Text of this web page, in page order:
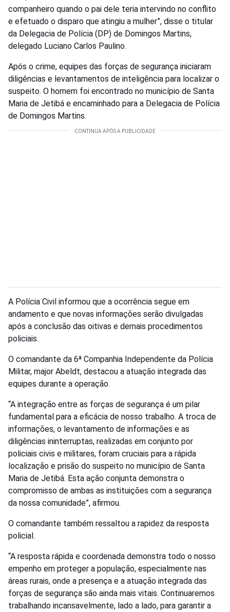
companheiro quando o pai dele teria intervindo no conflito
e efetuado o disparo que atingiu a mulher”, disse o titular
da Delegacia de Polícia (DP) de Domingos Martins,
delegado Luciano Carlos Paulino.
Após o crime, equipes das forças de segurança iniciaram
diligências e levantamentos de inteligência para localizar o
suspeito. O homem foi encontrado no município de Santa
Maria de Jetibá e encaminhado para a Delegacia de Polícia
de Domingos Martins.
A Polícia Civil informou que a ocorrência segue em
andamento e que novas informações serão divulgadas
após a conclusão das oitivas e demais procedimentos
policiais.
O comandante da 6ª Companhia Independente da Polícia
Militar, major Abeldt, destacou a atuação integrada das
equipes durante a operação.
“A integração entre as forças de segurança é um pilar
fundamental para a eficácia de nosso trabalho. A troca de
informações, o levantamento de informações e as
diligências ininterruptas, realizadas em conjunto por
policiais civis e militares, foram cruciais para a rápida
localização e prisão do suspeito no município de Santa
Maria de Jetibá. Esta ação conjunta demonstra o
compromisso de ambas as instituições com a segurança
da nossa comunidade”, afirmou.
O comandante também ressaltou a rapidez da resposta
policial.
“A resposta rápida e coordenada demonstra todo o nosso
empenho em proteger a população, especialmente nas
áreas rurais, onde a presença e a atuação integrada das
forças de segurança são ainda mais vitais. Continuaremos
trabalhando incansavelmente, lado a lado, para garantir a